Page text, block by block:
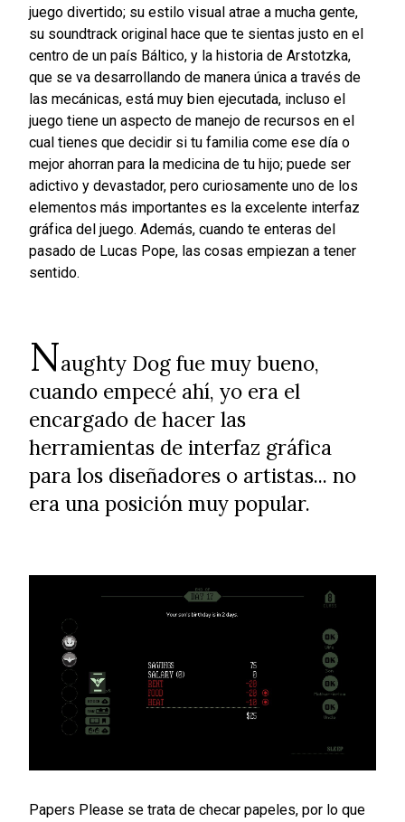
juego divertido; su estilo visual atrae a mucha gente,
su soundtrack original hace que te sientas justo en el
centro de un país Báltico, y la historia de Arstotzka,
que se va desarrollando de manera única a través de
las mecánicas, está muy bien ejecutada, incluso el
juego tiene un aspecto de manejo de recursos en el
cual tienes que decidir si tu familia come ese día o
mejor ahorran para la medicina de tu hijo; puede ser
adictivo y devastador, pero curiosamente uno de los
elementos más importantes es la excelente interfaz
gráfica del juego. Además, cuando te enteras del
pasado de Lucas Pope, las cosas empiezan a tener
sentido.
Naughty Dog fue muy bueno,
cuando empecé ahí, yo era el
encargado de hacer las
herramientas de interfaz gráfica
para los diseñadores o artistas... no
era una posición muy popular.
Papers Please se trata de checar papeles, por lo que